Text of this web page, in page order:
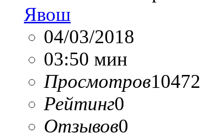
Явош
04/03/2018
03:50 мин
Просмотров10472
Рейтинг0
Отзывов0